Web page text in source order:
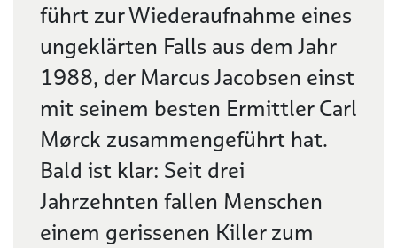
führt zur Wiederaufnahme eines
ungeklärten Falls aus dem Jahr
1988, der Marcus Jacobsen einst
mit seinem besten Ermittler Carl
Mørck zusammengeführt hat.
Bald ist klar: Seit drei
Jahrzehnten fallen Menschen
einem gerissenen Killer zum